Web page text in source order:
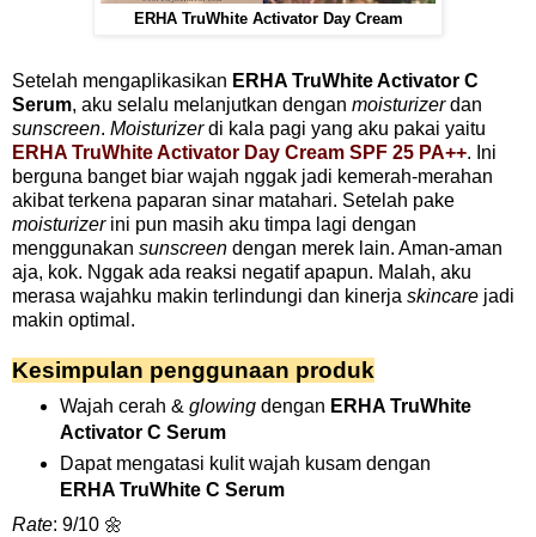
ERHA TruWhite Activator Day Cream
Setelah mengaplikasikan ERHA TruWhite Activator C
Serum, aku selalu melanjutkan dengan moisturizerdan
sunscreen. Moisturizerdi kala pagi yang aku pakai yaitu
ERHA TruWhite Activator Day Cream SPF 25 PA++. Ini
berguna banget biar wajah nggak jadi kemerah-merahan
akibat terkena paparan sinar matahari. Setelah pake
moisturizer ini pun masih aku timpa lagi dengan
menggunakan sunscreen dengan merek lain. Aman-aman
aja, kok. Nggak ada reaksi negatif apapun. Malah, aku
merasa wajahku makin terlindungi dan kinerja skincare jadi
makin optimal.
Kesimpulan penggunaan produk
Wajah cerah & glowing dengan ERHA TruWhite
Activator C Serum
Dapat mengatasi kulit wajah kusam dengan
ERHA TruWhite C Serum
Rate: 9/10 🌼